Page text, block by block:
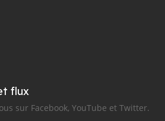
flux
sur Facebook, YouTube et Twitter.